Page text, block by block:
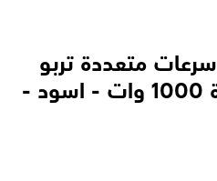
الترا خلاط يدوي 5*1 سرعات متعددة تربو
سعة 600 مللي بقوة 1000 وات - اسود -